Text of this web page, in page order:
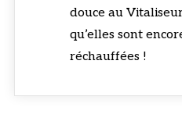
douce au
qu’elles sont
réchauffées !